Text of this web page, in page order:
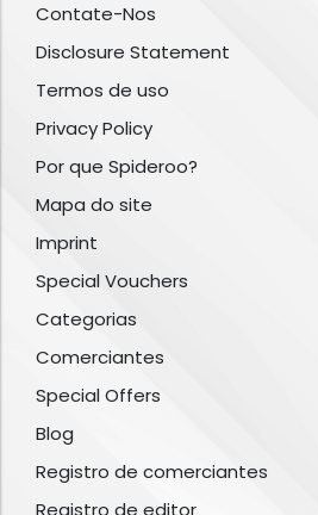
Contate-Nos
Disclosure Statement
Termos de uso
Privacy Policy
Por que Spideroo?
Mapa do site
Imprint
Special Vouchers
Categorias
Comerciantes
Special Offers
Blog
Registro de comerciantes
Registro de editor